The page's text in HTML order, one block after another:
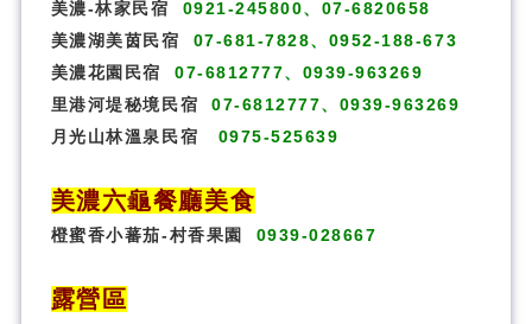
美濃-林家民宿
0921-245800、07-6820658
美濃湖美茵民宿
07-681-7828、0952-188-673
美濃花園民宿
07-6812777、0939-963269
里港河堤秘境民宿
07-6812777、0939-963269
月光山林溫泉民宿
0975-525639
美濃六龜餐廳美食
橙蜜香小蕃茄-村香果園 0939-028667
露營區